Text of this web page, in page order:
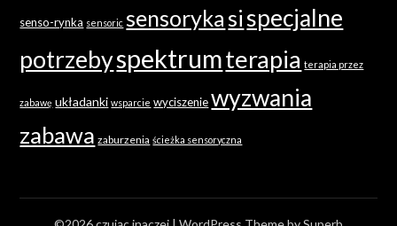
senso-rynka sensoric sensorykasispecjalne
potrzebyspektrumterapia terapia przez
zabawę układanki wsparcie wyciszenie wyzwania
zabawa zaburzenia ścieżka sensoryczna